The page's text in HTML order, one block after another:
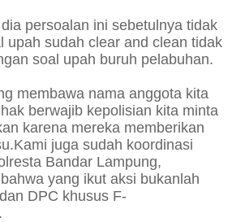
persoalan ini sebetulnya tidak
upah sudah clear and clean tidak
soal upah buruh pelabuhan.
membawa nama anggota kita
berwajib kepolisian kita minta
karena mereka memberikan
juga sudah koordinasi
Bandar Lampung,
yang ikut aksi bukanlah
DPC khusus F-